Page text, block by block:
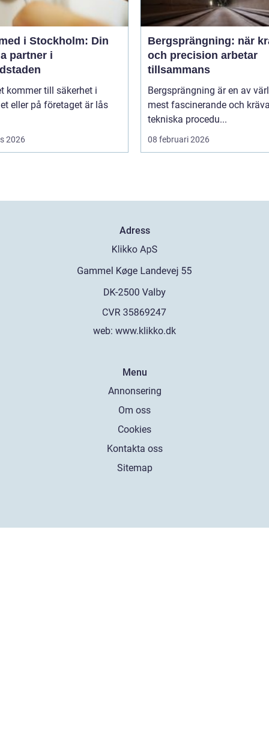
i Stockholm: Din
partner i
kommer till säkerhet i
eller på företaget är lås
2026
Bergsprängning: när
och precision arbetar
tillsammans
Bergsprängning är en av
mest fascinerande och
tekniska procedu...
08 februari 2026
Adress
web: www.klikko.dk
Menu
Annonsering
Om oss
Cookies
Kontakta oss
Sitemap